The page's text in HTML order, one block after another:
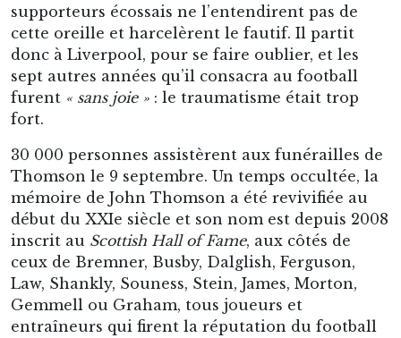
supporteurs écossais ne l’entendirent pas de
cette oreille et harcelèrent le fautif. Il partit
donc à Liverpool, pour se faire oublier, et les
sept autres années qu’il consacra au football
furent « sans joie » : le traumatisme était trop
fort.
30 000 personnes assistèrent aux funérailles de
Thomson le 9 septembre. Un temps occultée, la
mémoire de John Thomson a été revivifiée au
début du XXIe siècle et son nom est depuis 2008
inscrit au Scottish Hall of Fame, aux côtés de
ceux de Bremner, Busby, Dalglish, Ferguson,
Law, Shankly, Souness, Stein, James, Morton,
Gemmell ou Graham, tous joueurs et
entraîneurs qui firent la réputation du football